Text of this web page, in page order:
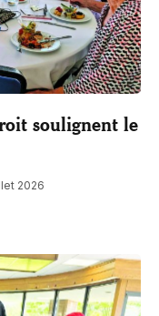
soulignent le
2026